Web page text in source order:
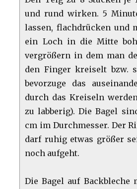
und rund wirken. 5
lassen, flachdrücken und
ein Loch in die Mitte
vergrößern in dem man
den Finger kreiselt bzw.
bevorzuge das
durch das Kreiseln
zu labberig). Die Bagel
cm im Durchmesser. Der
darf ruhig etwas größer
noch aufgeht.
Die Bagel auf Backbleche